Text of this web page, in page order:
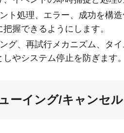
ト処理、エラー、成功を構
握できるようにします。
グ、再試行メカニズム、タ
やシステム停止を防ぎます。
ーイング/キャンセル